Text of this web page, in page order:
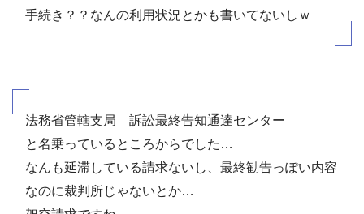
手続き？？なんの利用状況とかも書いてないしｗ
法務省管轄支局 訴訟最終告知通達センター
と名乗っているところからでした…
なんも延滞している請求ないし、最終勧告っぽい内容
なのに裁判所じゃないとか…